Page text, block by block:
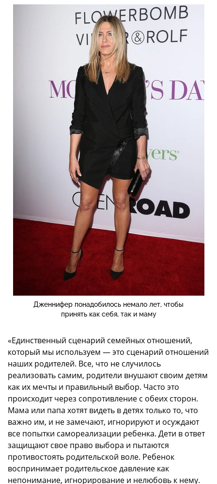
Дженнифер понадобилось немало лет, чтобы
принять как себя, так и маму
«Единственный сценарий семейных отношений,
который мы используем — это сценарий отношений
наших родителей. Все, что не случилось
реализовать самим, родители внушают своим детям
как их мечты и правильный выбор. Часто это
происходит через сопротивление с обеих сторон.
Мама или папа хотят видеть в детях только то, что
важно им, и не замечают, игнорируют и осуждают
все попытки самореализации ребенка. Дети в ответ
защищают свое право выбора и пытаются
противостоять родительской воле. Ребенок
воспринимает родительское давление как
непонимание, игнорирование и нелюбовь к нему.